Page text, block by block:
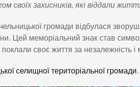
своїх захисників, які віддали
громади відбулася
Цей меморіальний знак став
своє життя за незалежність і
селищної територіальної громади.